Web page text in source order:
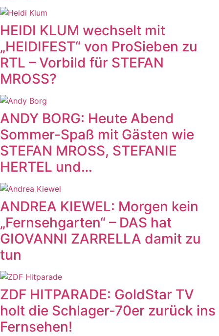
HEIDI KLUM wechselt mit
„HEIDIFEST“ von ProSieben zu
RTL – Vorbild für STEFAN
MROSS?
ANDY BORG: Heute Abend
Sommer-Spaß mit Gästen wie
STEFAN MROSS, STEFANIE
HERTEL und…
ANDREA KIEWEL: Morgen kein
„Fernsehgarten“ – DAS hat
GIOVANNI ZARRELLA damit zu
tun
ZDF HITPARADE: GoldStar TV
holt die Schlager-70er zurück ins
Fernsehen!